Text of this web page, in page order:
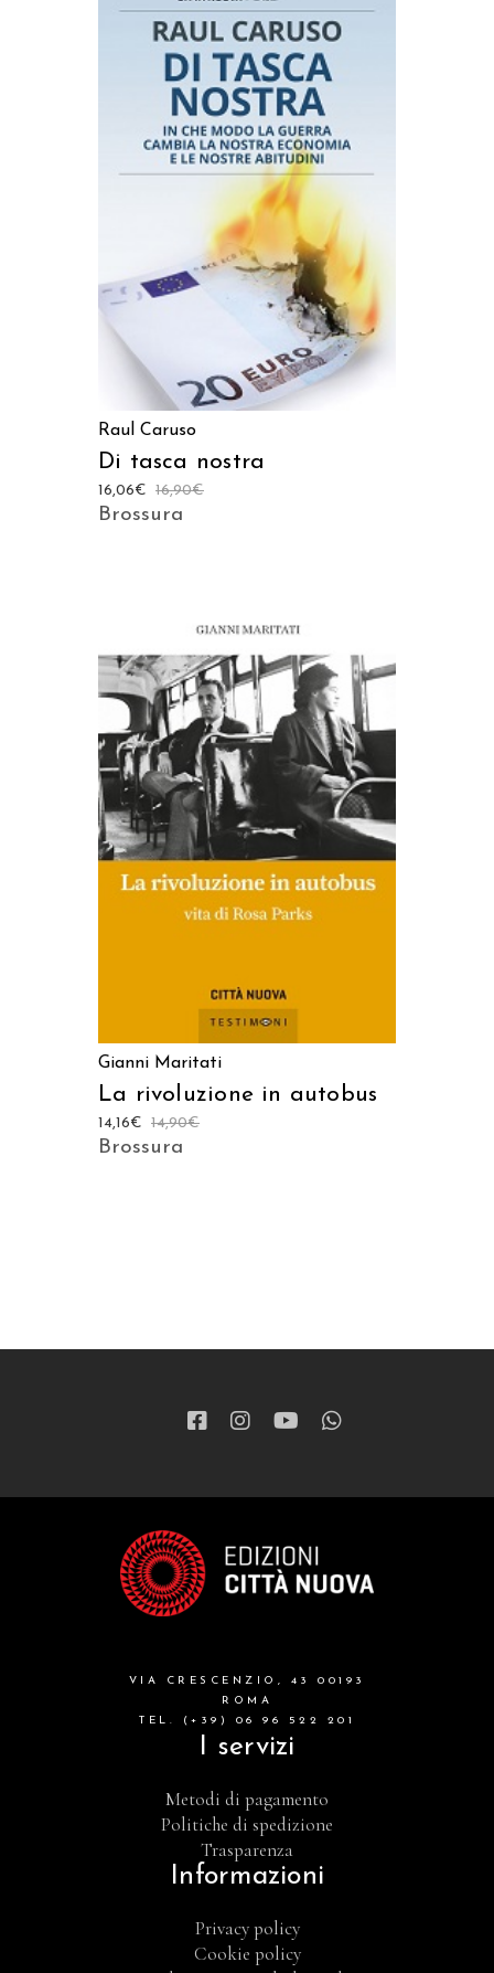
AGGIUNGI AL CARRELLO
Raul Caruso
Di tasca nostra
16,90€
16,06€
Brossura
AGGIUNGI AL CARRELLO
Gianni Maritati
La rivoluzione in autobus
14,90€
14,16€
Brossura
VIA CRESCENZIO, 43 00193
ROMA
TEL. (+39) 06 96 522 201
I servizi
Metodi di pagamento
Politiche di spedizione
Trasparenza
Informazioni
Privacy policy
Cookie policy